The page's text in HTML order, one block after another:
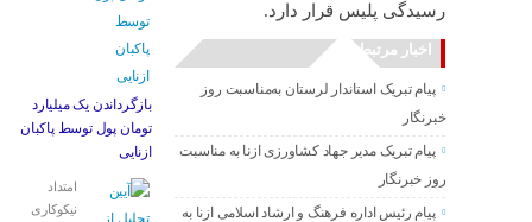
رسیدگی پلیس قرار دارد.
اخبار مرتبط
پیام تبریک استاندار لرستان به‌مناسبت روز
خبرنگار
پیام تبریک مدیر جهاد کشاورزی ازنا به مناسبت
روز خبرنگار
پیام رئیس اداره فرهنگ و ارشاد اسلامی ازنا به
بازگرداندن یک میلیارد
تومان پول توسط پاکبان
ازنایی
امتداد
نیکوکاری